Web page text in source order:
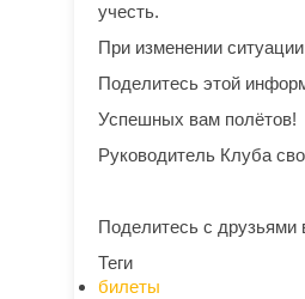
учесть.
При изменении
Поделитесь этой
Успешных вам полётов!
Руководитель Клуба
Поделитесь с
Теги
билеты